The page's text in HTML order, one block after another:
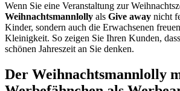
Wenn Sie eine Veranstaltung zur
Weihnachtsmannlolly als Give away nicht
Kinder, sondern auch die Erwachsenen
Kleinigkeit. So zeigen Sie Ihren Kunden,
schönen Jahreszeit an Sie denken.
Der Weihnachtsmannlolly